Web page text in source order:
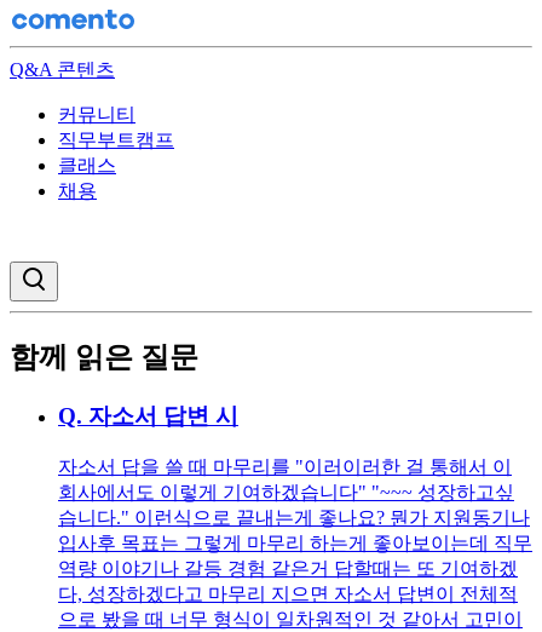
Q&A 콘텐츠
커뮤니티
직무부트캠프
클래스
채용
함께 읽은 질문
Q. 자소서 답변 시
자소서 답을 쓸 때 마무리를 "이러이러한 걸 통해서 이
회사에서도 이렇게 기여하겠습니다" "~~~ 성장하고싶
습니다." 이런식으로 끝내는게 좋나요? 뭔가 지원동기나
입사후 목표는 그렇게 마무리 하는게 좋아보이는데 직무
역량 이야기나 갈등 경험 같은거 답할때는 또 기여하겠
다, 성장하겠다고 마무리 지으면 자소서 답변이 전체적
으로 봤을 때 너무 형식이 일차원적인 것 같아서 고민이